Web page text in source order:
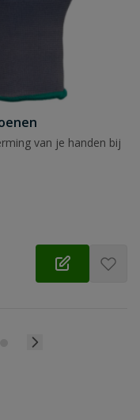
van je handen bij